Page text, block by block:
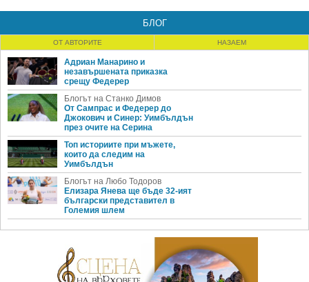
БЛОГ
ОТ АВТОРИТЕ НАЗАЕМ
Адриан Манарино и
незавършената приказка
срещу Федерер
Блогът на Станко Димов
От Сампрас и Федерер до
Джокович и Синер: Уимбълдън
през очите на Серина
Топ историите при мъжете,
които да следим на
Уимбълдън
Блогът на Любо Тодоров
Елизара Янева ще бъде 32-ият
български представител в
Големия шлем